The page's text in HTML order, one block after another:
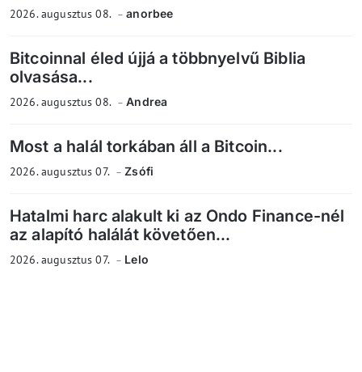
2026. augusztus 08. anorbee
Bitcoinnal éled újjá a többnyelvű Biblia
olvasása...
2026. augusztus 08. Andrea
Most a halál torkában áll a Bitcoin...
2026. augusztus 07. Zsófi
Hatalmi harc alakult ki az Ondo Finance-nél
az alapító halálát követően...
2026. augusztus 07. Lelo